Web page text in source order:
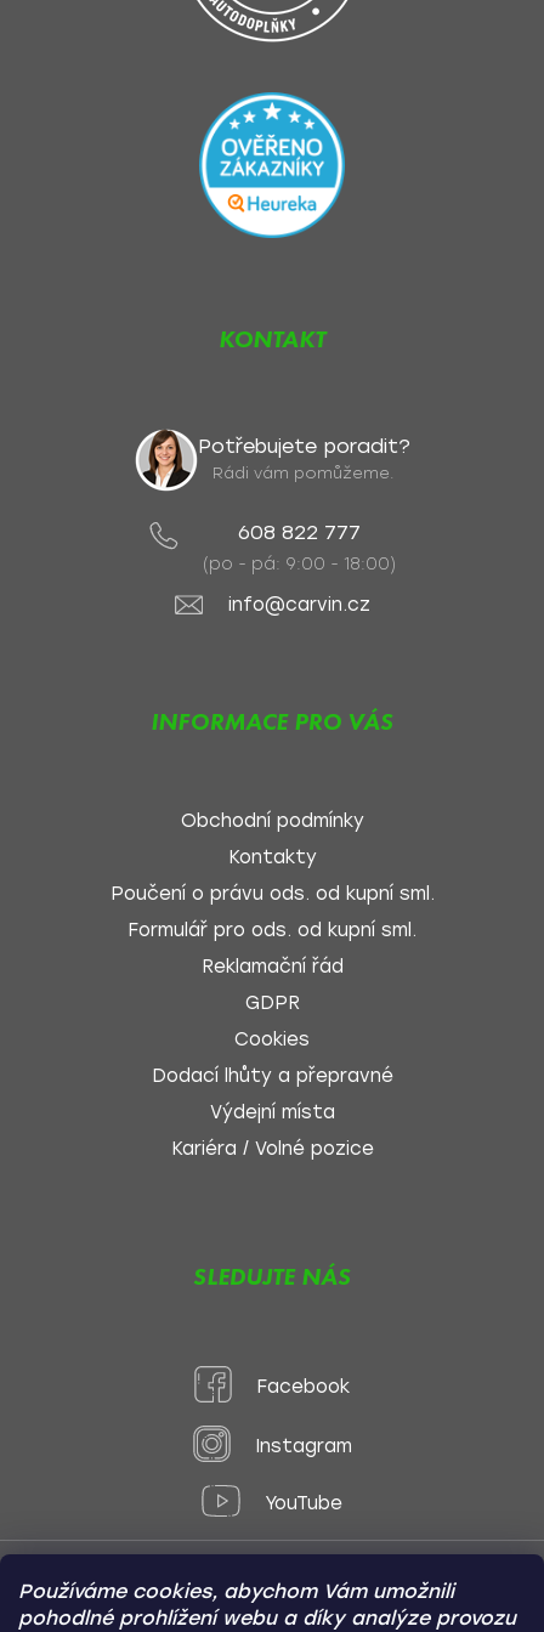
Používáme cookies, abychom Vám umožnili
pohodlné prohlížení webu a díky analýze provozu
KONTAKT
Potřebujete poradit?
Rádi vám pomůžeme.
608 822 777
(po - pá: 9:00 - 18:00)
info@carvin.cz
INFORMACE PRO VÁS
Obchodní podmínky
Kontakty
Poučení o právu ods. od kupní sml.
Formulář pro ods. od kupní sml.
Reklamační řád
GDPR
Cookies
Dodací lhůty a přepravné
Výdejní místa
Kariéra / Volné pozice
SLEDUJTE NÁS
Facebook
Instagram
YouTube
Způsoby platby: